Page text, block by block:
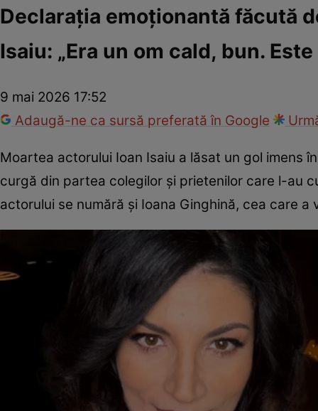
Declarația emoționantă făcută
Isaiu: „Era un om cald, bun.
9 mai 2026 17:52
Adaugă-ne ca sursă preferată în Google
Moartea actorului Ioan Isaiu a lăsat un gol imens
curgă din partea colegilor și prietenilor care l-au
actorului se numără și Ioana Ginghină, cea care